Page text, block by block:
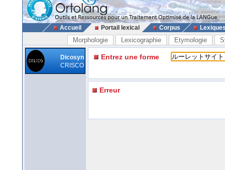
Accueil Portail lexical Corpus
Morphologie Lexicographie Etymologie
Dicosyn
CRISCO
Entrez une forme
Erreur